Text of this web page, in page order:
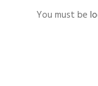
You must be